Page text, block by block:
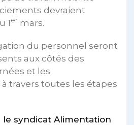
devraient
1 er mars.
du personnel seront
aux côtés des
et les
travers toutes les étapes
syndicat Alimentation